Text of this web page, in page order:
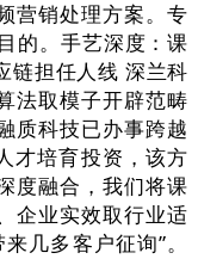
营销处理方案。专
的。手艺深度：课
链担任人线 深兰科
法取模子开辟范畴
质科技已办事跨越
才培育投资，该方
度融合，我们将课
企业实效取行业适
几多客户征询”。